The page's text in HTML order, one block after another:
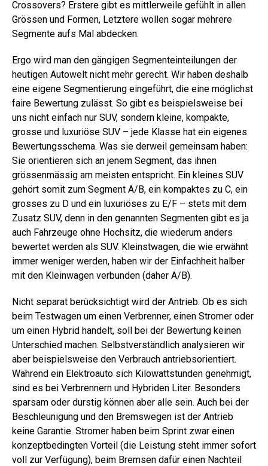
Crossovers? Erstere gibt es mittlerweile gefühlt in allen
Grössen und Formen, Letztere wollen sogar mehrere
Segmente aufs Mal abdecken.
Ergo wird man den gängigen Segmenteinteilungen der
heutigen Autowelt nicht mehr gerecht. Wir haben deshalb
eine eigene Segmentierung eingeführt, die eine möglichst
faire Bewertung zulässt. So gibt es beispielsweise bei
uns nicht einfach nur SUV, sondern kleine, kompakte,
grosse und luxuriöse SUV – jede Klasse hat ein eigenes
Bewertungsschema. Was sie derweil gemeinsam haben:
Sie orientieren sich an jenem Segment, das ihnen
grössenmässig am meisten entspricht. Ein kleines SUV
gehört somit zum Segment A/B, ein kompaktes zu C, ein
grosses zu D und ein luxuriöses zu E/F – stets mit dem
Zusatz SUV, denn in den genannten Segmenten gibt es ja
auch Fahrzeuge ohne Hochsitz, die wiederum anders
bewertet werden als SUV. Kleinstwagen, die wie erwähnt
immer weniger werden, haben wir der Einfachheit halber
mit den Kleinwagen verbunden (daher A/B).
Nicht separat berücksichtigt wird der Antrieb. Ob es sich
beim Testwagen um einen Verbrenner, einen Stromer oder
um einen Hybrid handelt, soll bei der Bewertung keinen
Unterschied machen. Selbstverständlich analysieren wir
aber beispielsweise den Verbrauch antriebsorientiert.
Während ein Elektroauto sich Kilowattstunden genehmigt,
sind es bei Verbrennern und Hybriden Liter. Besonders
sparsam oder durstig können aber alle sein. Auch bei der
Beschleunigung und den Bremswegen ist der Antrieb
keine Garantie. Stromer haben beim Sprint zwar einen
konzeptbedingten Vorteil (die Leistung steht immer sofort
voll zur Verfügung), beim Bremsen dafür einen Nachteil